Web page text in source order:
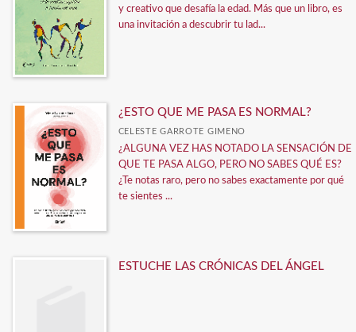
y creativo que desafía la edad. Más que un libro, es
una invitación a descubrir tu lad...
¿ESTO QUE ME PASA ES NORMAL?
CELESTE GARROTE GIMENO
¿ALGUNA VEZ HAS NOTADO LA SENSACIÓN DE
QUE TE PASA ALGO, PERO NO SABES QUÉ ES?
¿Te notas raro, pero no sabes exactamente por qué
te sientes ...
ESTUCHE LAS CRÓNICAS DEL ÁNGEL